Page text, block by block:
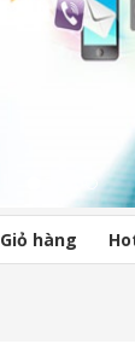
Giỏ hàng